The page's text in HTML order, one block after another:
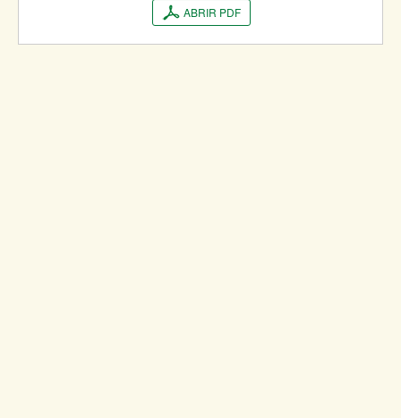
ABRIR PDF